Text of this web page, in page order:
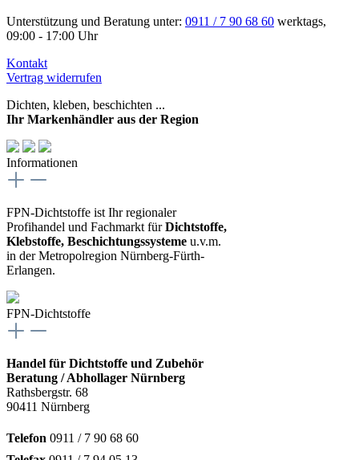
Unterstützung und Beratung unter: 0911 / 7 90 68 60 werktags,
09:00 - 17:00 Uhr
Kontakt
Vertrag widerrufen
Dichten, kleben, beschichten ...
Ihr Markenhändler aus der Region
Informationen
FPN-Dichtstoffe ist Ihr regionaler
Profihandel und Fachmarkt fürDichtstoffe,
Klebstoffe, Beschichtungssysteme u.v.m.
in der Metropolregion Nürnberg-Fürth-
Erlangen.
FPN-Dichtstoffe
Handel für Dichtstoffe und Zubehör
Beratung / Abhollager Nürnberg
Rathsbergstr. 68
90411 Nürnberg
Telefon 0911 / 7 90 68 60